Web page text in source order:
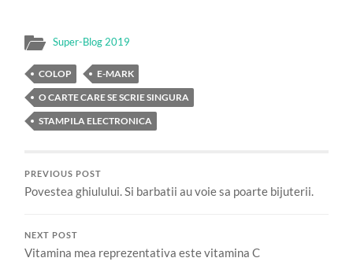
Super-Blog 2019
COLOP
E-MARK
O CARTE CARE SE SCRIE SINGURA
STAMPILA ELECTRONICA
PREVIOUS POST
Povestea ghiulului. Si barbatii au voie sa poarte bijuterii.
NEXT POST
Vitamina mea reprezentativa este vitamina C